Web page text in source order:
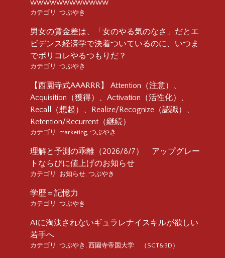
カテゴリ: つぶやき
男女の賃金差は、「女のやる気のなさ」だとエ
ビデンス経済学で決着ついているのに、いつま
でポリコレやるつもりだ？
カテゴリ: つぶやき
【西園寺式AAARRR】 Attention（注意）、
Acquisition（獲得）、Activation（活性化）、
Recall（想起）、Realize/Recognize（認識）、
Retention/Recurrent（継続）
カテゴリ: marketing つぶやき
理解と予測の乖離（2026/8/7） アップグレー
トならびに値上げのお知らせ
カテゴリ: お知らせ つぶやき
学歴＝記憶力
カテゴリ: つぶやき
AIに淘汰されないギュラレナイスキルが欲しい
若手へ
カテゴリ: つぶやき 西園寺帝国大学 （SGT&BD）